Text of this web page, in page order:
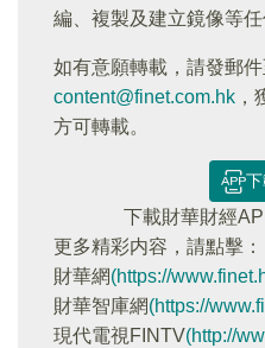
編、複製及建立鏡像等任
如有意願轉載，請發郵件
content@finet.com.hk ，
方可轉載。
下
下載財華財經
更多精彩内容，請點擊：
財華網(https://
財華智庫網(https://
現代電視FINTV(http://